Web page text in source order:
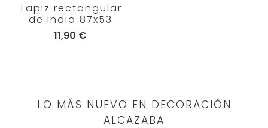
Tapiz rectangular
de India 87x53
11,90 €
LO MÁS NUEVO EN DECORACIÓN
ALCAZABA